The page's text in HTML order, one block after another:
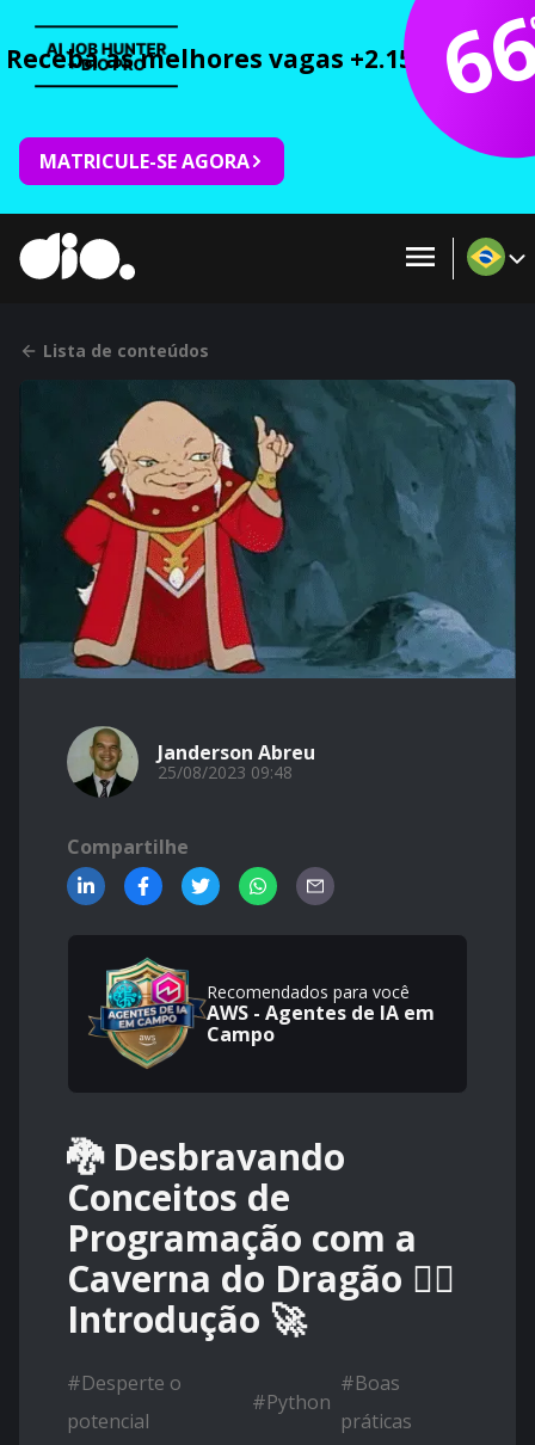
Receba as melhores vagas +2.150 cursos
MATRICULE-SE AGORA
Lista de conteúdos
Janderson Abreu
25/08/2023 09:48
Compartilhe
Recomendados para você
AWS - Agentes de IA em
Campo
🐉 Desbravando
Conceitos de
Programação com a
Caverna do Dragão 🧙‍♂️
Introdução 🚀
#Desperte o
potencial
#Python
#Boas
práticas